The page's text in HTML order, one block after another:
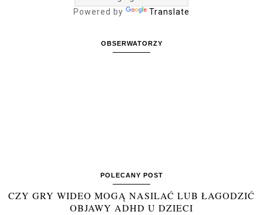
Powered by Translate
OBSERWATORZY
POLECANY POST
CZY GRY WIDEO MOGĄ NASILAĆ LUB ŁAGODZIĆ
OBJAWY ADHD U DZIECI